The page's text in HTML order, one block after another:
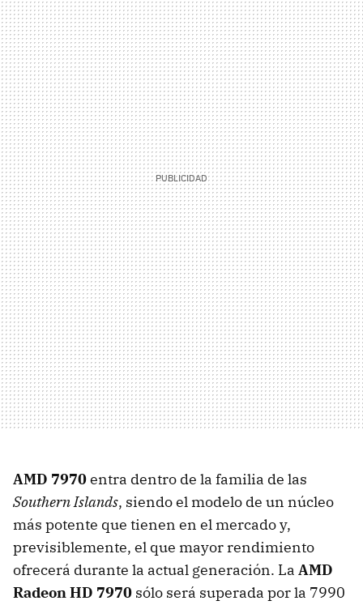
AMD 7970entra dentro de la familia de las
Southern Islands, siendo el modelo de un núcleo
más potente que tienen en el mercado y,
previsiblemente, el que mayor rendimiento
ofrecerá durante la actual generación. La AMD
Radeon HD 7970 sólo será superada por la 7990